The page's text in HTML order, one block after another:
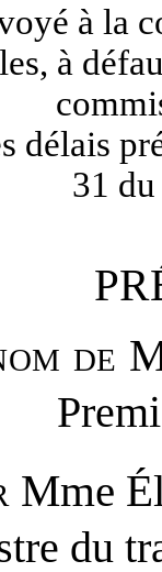
à la
à
délais
31
de
Mme
du